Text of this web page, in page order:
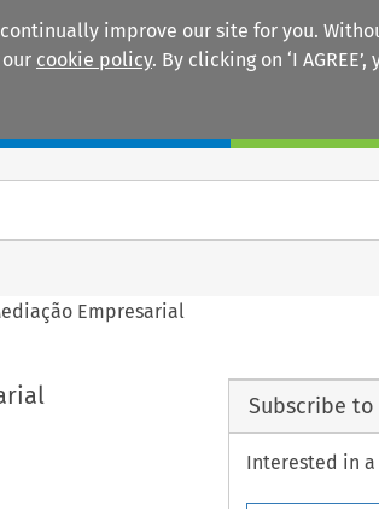
improve our site for you.
cookie policy. By clicking on ‘I
Empresarial
Subscribe
Interested in